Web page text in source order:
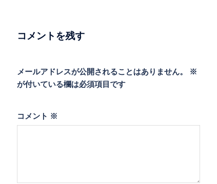
ンコメントを残す
メールアドレスが公開されることはありません。
※
が付いている欄は必須項目です
コメント ※